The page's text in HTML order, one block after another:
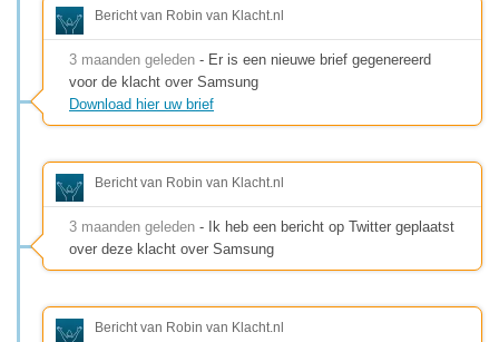
Bericht van Robin van Klacht.nl
3 maanden geleden - Er is een nieuwe brief gegenereerd
voor de klacht over Samsung
Download hier uw brief
Bericht van Robin van Klacht.nl
3 maanden geleden - Ik heb een bericht op Twitter geplaatst
over deze klacht over Samsung
Bericht van Robin van Klacht.nl